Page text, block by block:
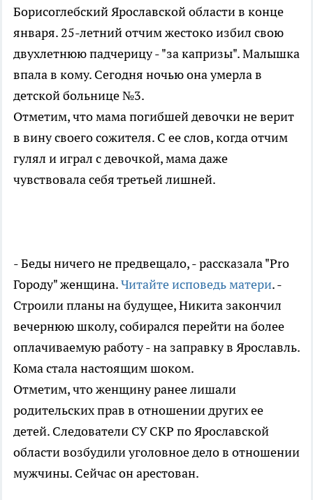
Борисоглебский Ярославской области в конце
января. 25-летний отчим жестоко избил свою
двухлетнюю падчерицу - "за капризы". Малышка
впала в кому. Сегодня ночью она умерла в
детской больнице №3.
Отметим, что мама погибшей девочки не верит
в вину своего сожителя. С ее слов, когда отчим
гулял и играл с девочкой, мама даже
чувствовала себя третьей лишней.
- Беды ничего не предвещало, - рассказала "Pro
Городу" женщина.Читайте исповедь матери. -
Строили планы на будущее, Никита закончил
вечернюю школу, собирался перейти на более
оплачиваемую работу - на заправку в Ярославль.
Кома стала настоящим шоком.
Отметим, что женщину ранее лишали
родительских прав в отношении других ее
детей. Следователи СУ СКР по Ярославской
области возбудили уголовное дело в отношении
мужчины. Сейчас он арестован.